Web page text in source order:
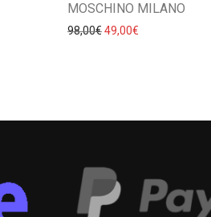
MOSCHINO MILANO
98,00€Il prezzo originale
49,00€